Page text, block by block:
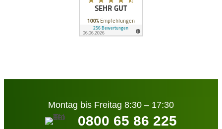
Montag bis Freitag 8:30 – 17:30
0800 65 86 225